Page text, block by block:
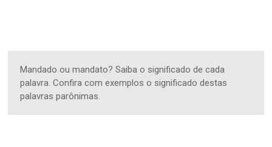
Mandado ou mandato? Saiba o significado de cada
palavra. Confira com exemplos o significado destas
palavras parônimas.